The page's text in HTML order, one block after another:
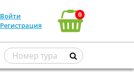
Войти
Регистрация
0